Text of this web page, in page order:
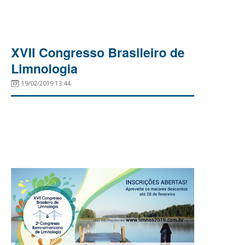
XVII Congresso Brasileiro de
Limnologia
19/02/2019 13:44